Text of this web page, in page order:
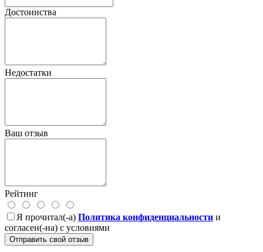
Достоинства
Недостатки
Ваш отзыв
Рейтинг
Я прочитал(-а) Политика конфиденциальности и
согласен(-на) с условиями
Отправить свой отзыв